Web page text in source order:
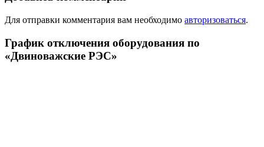
Для отправки комментария вам необходимо авторизоваться.
График отключения оборудования по
«Двиноважские РЭС»